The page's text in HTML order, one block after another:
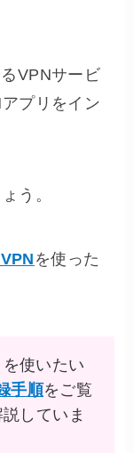
VPNサービ
プリをイン
う。
を使った
使いたい
手順をご覧
していま